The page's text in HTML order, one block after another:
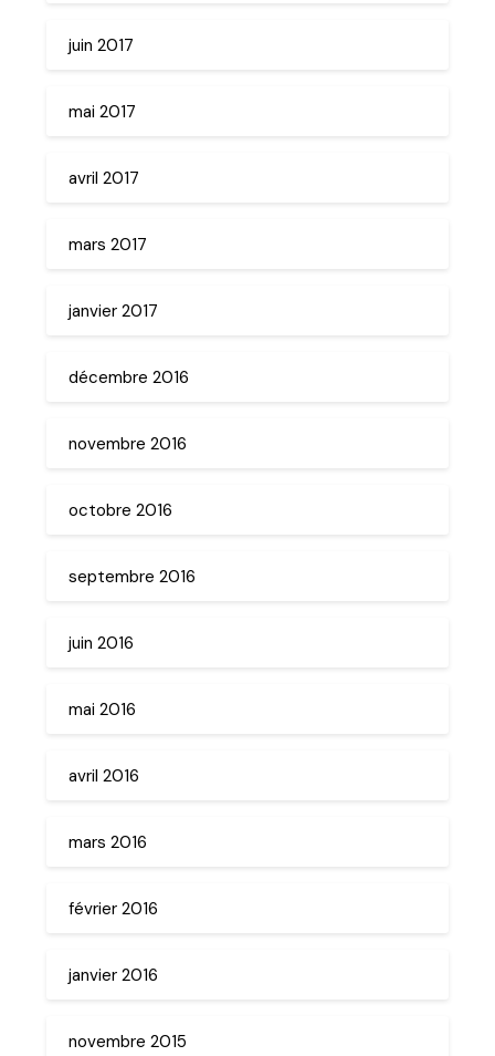
juin 2017
mai 2017
avril 2017
mars 2017
janvier 2017
décembre 2016
novembre 2016
octobre 2016
septembre 2016
juin 2016
mai 2016
avril 2016
mars 2016
février 2016
janvier 2016
novembre 2015